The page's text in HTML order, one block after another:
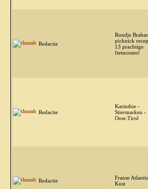
Redactie
Rondje
picknick
13 prachtige
fietsroutes!
Redactie
Karinthie -
Stiermarken -
Oost-Tirol
Redactie
Franse
Kust